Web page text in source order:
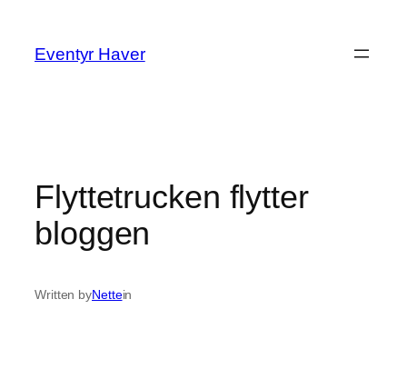
indhold
Eventyr Haver
Flyttetrucken flytter
bloggen
Written byNettein